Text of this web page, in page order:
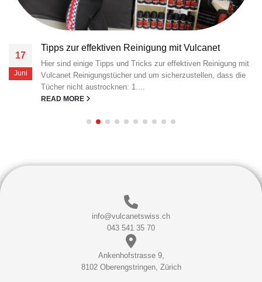
17
Juni
Tipps zur effektiven Reinigung mit Vulcanet
Hier sind einige Tipps und Tricks zur effektiven Reinigung mit
Vulcanet Reinigungstücher und um sicherzustellen, dass die
Tücher nicht austrocknen: 1....
READ MORE
info@vulcanetswiss.ch
043 541 35 70
Ankenhofstrasse 9,
8102 Oberengstringen, Zürich